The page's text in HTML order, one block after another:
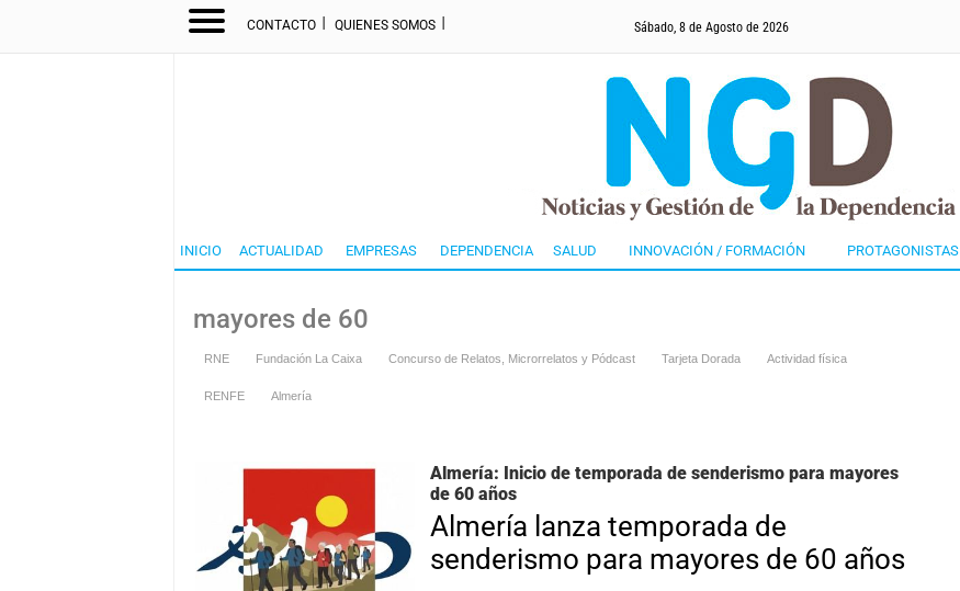
CONTACTO I QUIENES SOMOS I Sábado, 8 de Agosto de 2026
INICIO ACTUALIDAD EMPRESAS DEPENDENCIA SALUD INNOVACIÓN / FORMACIÓN PROTAGONISTAS
mayores de 60
RNE Fundación La Caixa Concurso de Relatos, Microrrelatos y Pódcast Tarjeta Dorada Actividad física
RENFE Almería
Almería: Inicio de temporada de senderismo para mayores
de 60 años
Almería lanza temporada de
senderismo para mayores de 60 años